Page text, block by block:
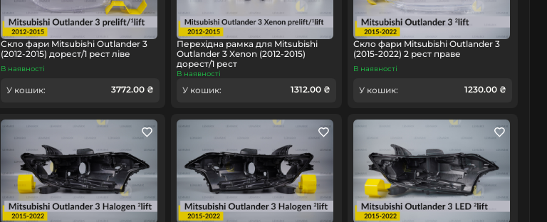
Скло фари Mitsubishi Outlander 3
(2012-2015) дорест/1 рест ліве
В наявності
У кошик: 3772.00 ₴
Перехідна рамка для Mitsubishi
Outlander 3 Xenon (2012-2015)
дорест/1 рест
В наявності
У кошик: 1312.00 ₴
Скло фари Mitsubishi Outlander 3
(2015-2022) 2 рест праве
В наявності
У кошик: 1230.00 ₴